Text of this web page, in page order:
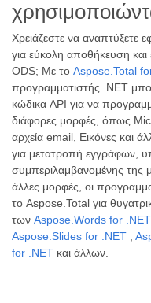
Χρειάζεστε να αναπτύξετε
για εύκολη αποθήκευση
ODS; Με το Aspose.Total
προγραμματιστής .NET
κώδικα API για να
διάφορες μορφές, όπως
αρχεία email, Εικόνες και
για μετατροπή εγγράφων,
συμπεριλαμβανομένης της
άλλες μορφές, οι
το Aspose.Total για
των Aspose.Words for .NET
Aspose.Slides for .NET
for .NET και άλλων.